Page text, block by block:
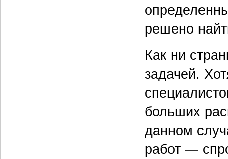
решено
Как ни
задачей.
больших
данном
работ —